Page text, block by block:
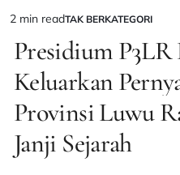
Estimated
read
time
2 min readPOSTED
IN
TAK BERKATEGORI
Presidium
Keluarkan
Provinsi Luwu
Janji Sejarah